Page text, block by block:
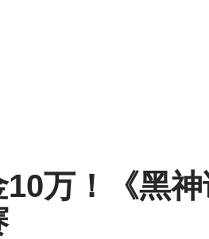
万！《黑